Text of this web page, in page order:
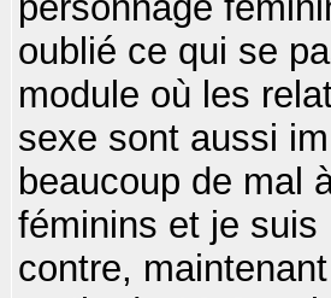
oublié ce qui se
module où les
sexe sont aussi
beaucoup de mal
féminins et je suis
contre,